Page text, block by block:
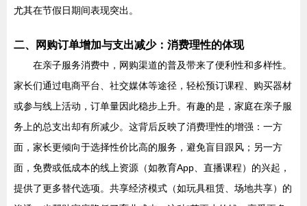
尤其在节假日期间表现突出。
二、网购订单增加与支出减少：消费理性的体现
在亲子服务消费中，网购渠道的普及带来了便利性和多样性。
家长们通过电商平台、社交媒体等途径，轻松预订课程、购买器材
或参与线上活动，订单量因此稳步上升。有趣的是，家庭在亲子服
务上的总支出却有所减少。这背后反映了消费理性的增强：一方
面，家长更倾向于选择性价比高的服务，避免盲目跟风；另一方
面，免费或低成本的线上资源（如教育App、直播课程）的兴起，
提供了更多替代选项。共享经济模式（如玩具租赁、场地共享）的